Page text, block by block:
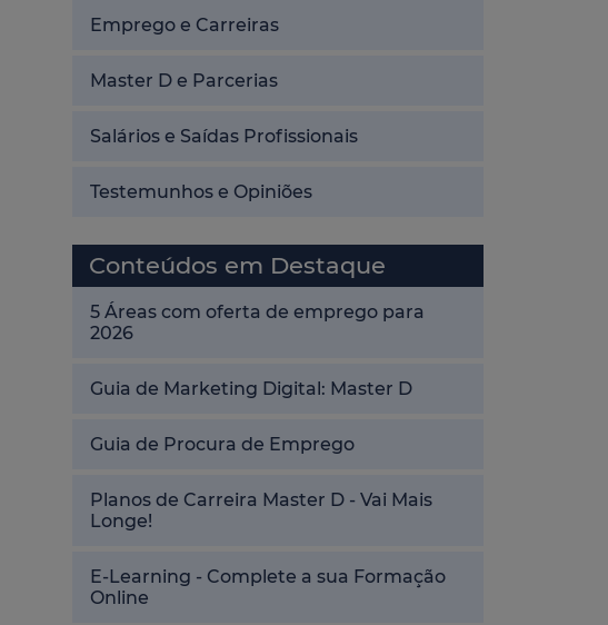
Emprego e Carreiras
Master D e Parcerias
Salários e Saídas Profissionais
Testemunhos e Opiniões
Conteúdos em Destaque
5 Áreas com oferta de emprego para
2026
Guia de Marketing Digital: Master D
Guia de Procura de Emprego
Planos de Carreira Master D - Vai Mais
Longe!
E-Learning - Complete a sua Formação
Online